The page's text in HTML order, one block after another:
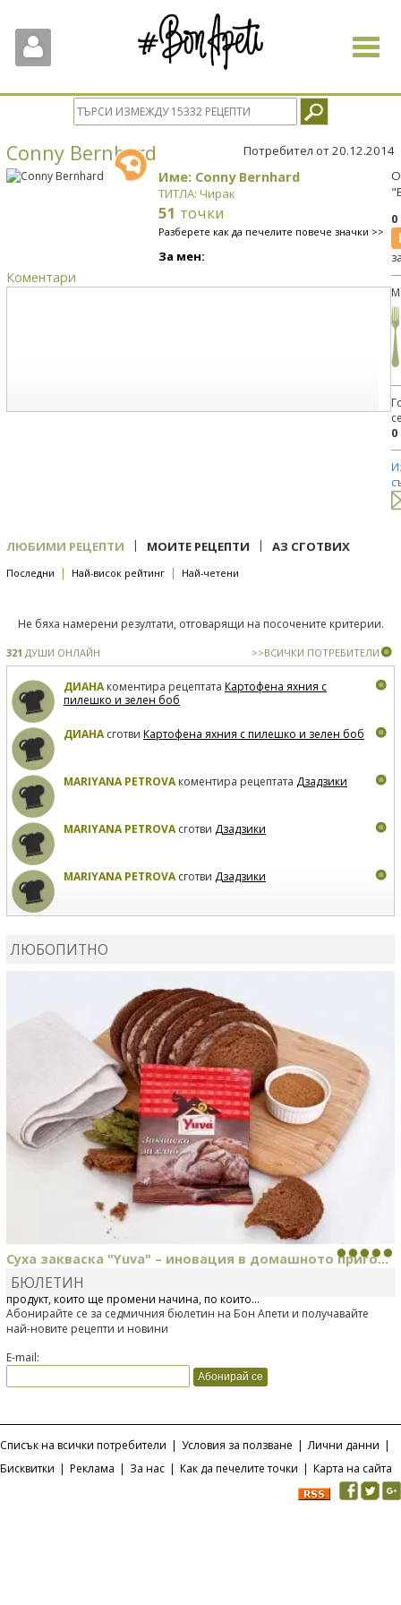
Toggle
Conny Bernhard Потребител от 20.12.2014
Име: Conny Bernhard
ТИТЛА: Чирак
51 точки
Разберете как да печелите повече значки >>
За мен:
Коментари
0
ЛЮБИМИ РЕЦЕПТИ | МОИТЕ РЕЦЕПТИ | АЗ СГОТВИХ
Последни | Най-висок рейтинг | Най-четени
Не бяха намерени резултати, отговарящи на посочените критерии.
321 ДУШИ ОНЛАЙН >>ВСИЧКИ ПОТРЕБИТЕЛИ
ДИАНАкоментира рецептата Картофена яхния с
пилешко и зелен боб
ДИАНАсготви Картофена яхния с пилешко и зелен боб
MARIYANA PETROVAкоментира рецептата Дзадзики
MARIYANA PETROVAсготви Дзадзики
MARIYANA PETROVAсготви Дзадзики
ЛЮБОПИТНО
Суха закваска "Yuva" – иновация в домашното приго...
Отскоро Лесафр България стартира предлагането на изцяло нов
продукт, който ще промени начина, по който...
БЮЛЕТИН
Абонирайте се за седмичния бюлетин на Бон Апети и получавайте
най-новите рецепти и новини
E-mail:
Списък на всички потребители | Условия за ползване | Лични данни |
Бисквитки | Реклама | За нас | Как да печелите точки | Карта на сайта